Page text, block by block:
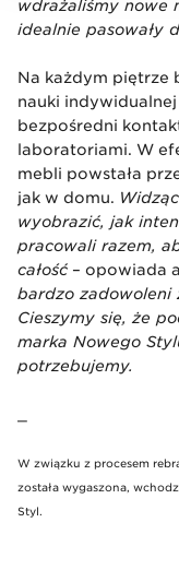
wdrażaliśmy nowe
idealnie pasowały
Na każdym piętrze
nauki
bezpośredni
laboratoriami. W
mebli powstała
jak w domu.
wyobrazić, jak
pracowali razem,
całość – opowiada
bardzo zadowoleni
Cieszymy się, że
marka Nowego
potrzebujemy.
W związku z procesem
została wygaszona,
Styl.